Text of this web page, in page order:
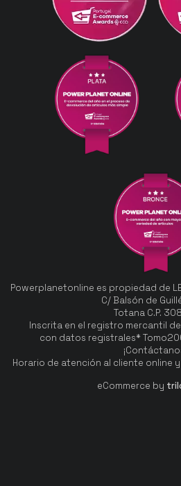
Powerplanetonline es propiedad de
C/ Balsón de
Totana C.P.
Inscrita en el registro mercantil
con datos registrales*
Horario de atención al cliente online
eCommerce by